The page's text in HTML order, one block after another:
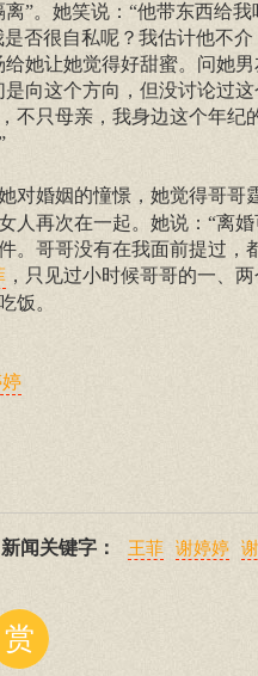
”。她笑说：“他带东西给我
否很自私呢？我估计他不介
她让她觉得好甜蜜。问她男
向这个方向，但没讨论过这
不只母亲，我身边这个年纪
对婚姻的憧憬，她觉得哥哥
人再次在一起。她说：“离婚
。哥哥没有在我面前提过，
，只见过小时候哥哥的一、
饭。
新闻关键字： 王菲 谢婷婷
赏